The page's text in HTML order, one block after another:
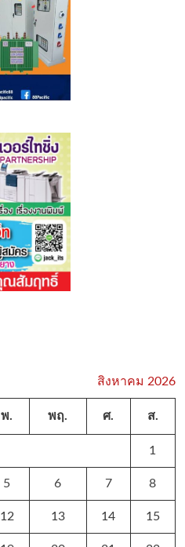
สิงหาคม 2026
พ. พฤ. ศ. ส.
1
5 6 7 8
12 13 14 15